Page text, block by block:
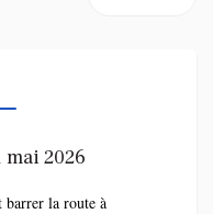
2026
barrer la route à